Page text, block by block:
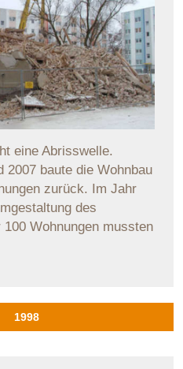
eine Abrisswelle.
2007 baute die Wohnbau
zurück. Im Jahr
des
Wohnungen mussten
1998